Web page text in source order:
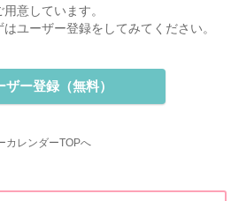
意しています。
ユーザー登録をしてみてください。
ザー登録（無料）
カレンダーTOPへ